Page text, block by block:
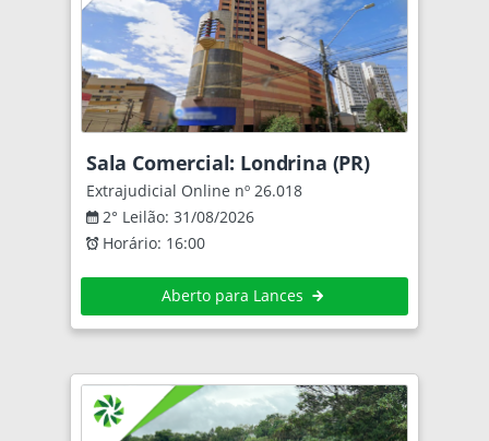
Sala Comercial: Londrina (PR)
Extrajudicial Online nº 26.018
2° Leilão: 31/08/2026
Horário: 16:00
Aberto para Lances